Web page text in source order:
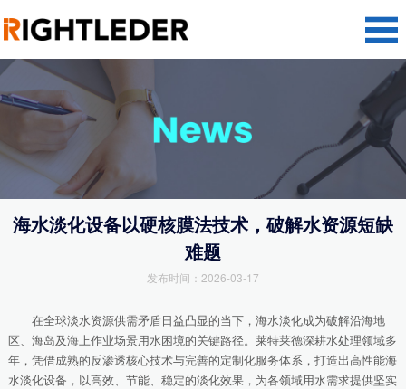
海水淡化设备以硬核膜法技术，破解水资源短缺
难题
发布时间：2026-03-17
在全球淡水资源供需矛盾日益凸显的当下，海水淡化成为破解沿海地
区、海岛及海上作业场景用水困境的关键路径。莱特莱德深耕水处理领域多
年，凭借成熟的反渗透核心技术与完善的定制化服务体系，打造出高性能海
水淡化设备，以高效、节能、稳定的淡化效果，为各领域用水需求提供坚实